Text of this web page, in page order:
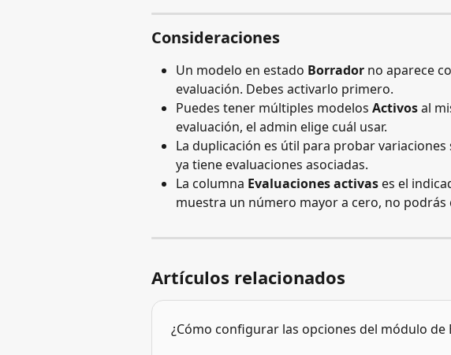
Consideraciones
Un modelo en estado Borrador no aparece
evaluación. Debes activarlo primero.
Puedes tener múltiples modelos Activos al
evaluación, el admin elige cuál usar.
La duplicación es útil para probar
ya tiene evaluaciones asociadas.
La columna Evaluaciones activas es el
muestra un número mayor a cero, no podrás
Artículos relacionados
¿Cómo configurar las opciones del módulo de